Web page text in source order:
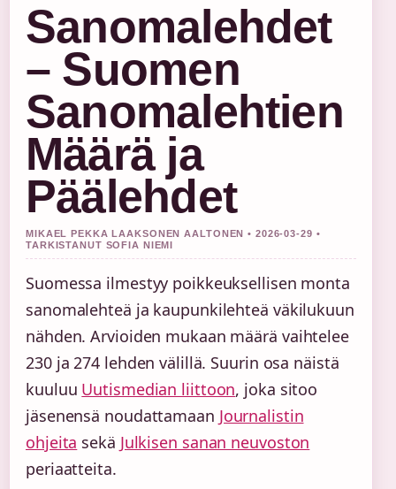
Sanomalehdet
– Suomen
Sanomalehtien
Määrä ja
Päälehdet
MIKAEL PEKKA LAAKSONEN AALTONEN • 2026-03-29 •
TARKISTANUT SOFIA NIEMI
Suomessa ilmestyy poikkeuksellisen monta
sanomalehteä ja kaupunkilehteä väkilukuun
nähden. Arvioiden mukaan määrä vaihtelee
230 ja 274 lehden välillä. Suurin osa näistä
kuuluu Uutismedian liittoon, joka sitoo
jäsenensä noudattamaan Journalistin
ohjeita sekä Julkisen sanan neuvoston
periaatteita.